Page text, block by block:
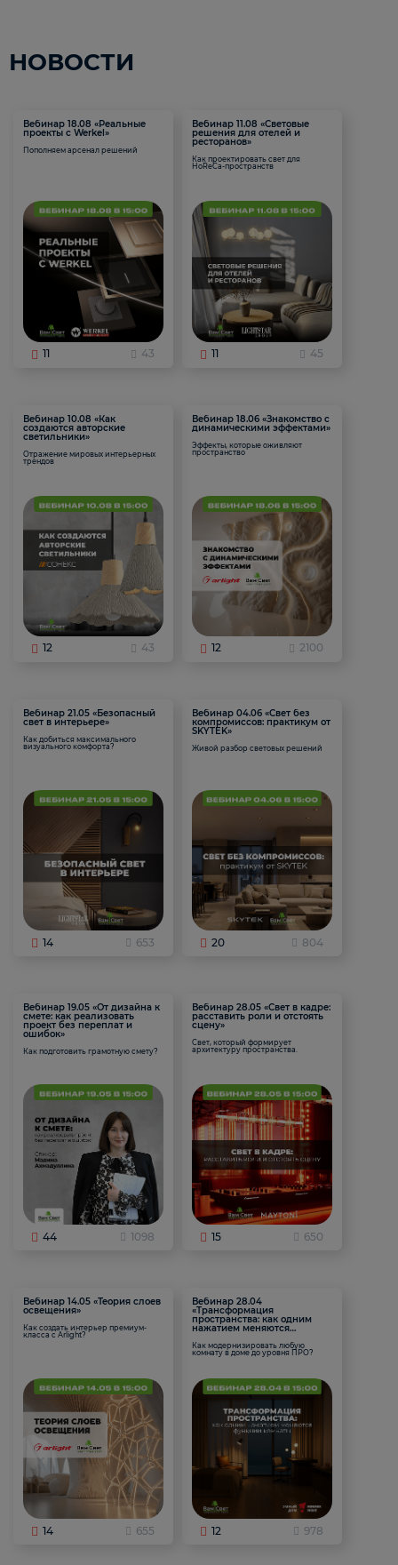
НОВОСТИ
Вебинар 18.08 «Реальные
проекты с Werkel»
Пополняем арсенал решений
11 43
Вебинар 11.08 «Световые
решения для отелей и
ресторанов»
Как проектировать свет для
HoReCa-пространств
11 45
Вебинар 10.08 «Как
создаются авторские
светильники»
Отражение мировых интерьерных
трендов
12 43
Вебинар 18.06 «Знакомство с
динамическими эффектами»
Эффекты, которые оживляют
пространство
12 2100
Вебинар 21.05 «Безопасный
свет в интерьере»
Как добиться максимального
визуального комфорта?
14 653
Вебинар 04.06 «Свет без
компромиссов: практикум от
SKYTEK»
Живой разбор световых решений
20 804
Вебинар 19.05 «От дизайна к
смете: как реализовать
проект без переплат и
ошибок»
Как подготовить грамотную смету?
44 1098
Вебинар 28.05 «Свет в кадре:
расставить роли и отстоять
сцену»
Свет, который формирует
архитектуру пространства.
15 650
Вебинар 14.05 «Теория слоев
освещения»
Как создать интерьер премиум-
класса с Arlight?
14 655
Вебинар 28.04
«Трансформация
пространства: как одним
нажатием меняются
Как модернизировать любую
комнату в доме до уровня ПРО?
12 978